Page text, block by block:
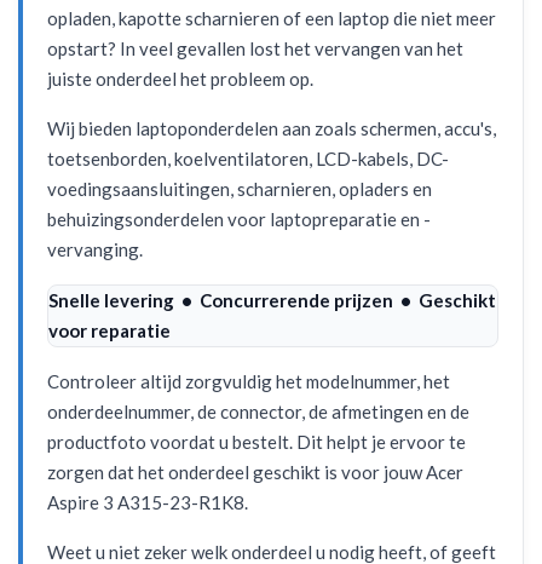
opladen, kapotte scharnieren of een laptop die niet meer
opstart? In veel gevallen lost het vervangen van het
juiste onderdeel het probleem op.
Wij bieden laptoponderdelen aan zoals schermen, accu's,
toetsenborden, koelventilatoren, LCD-kabels, DC-
voedingsaansluitingen, scharnieren, opladers en
behuizingsonderdelen voor laptopreparatie en -
vervanging.
Snelle levering • Concurrerende prijzen • Geschikt
voor reparatie
Controleer altijd zorgvuldig het modelnummer, het
onderdeelnummer, de connector, de afmetingen en de
productfoto voordat u bestelt. Dit helpt je ervoor te
zorgen dat het onderdeel geschikt is voor jouw Acer
Aspire 3 A315-23-R1K8.
Weet u niet zeker welk onderdeel u nodig heeft, of geeft